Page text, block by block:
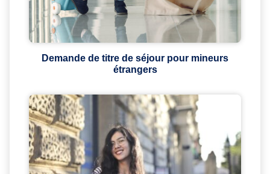
Demande de titre de séjour pour mineurs
étrangers